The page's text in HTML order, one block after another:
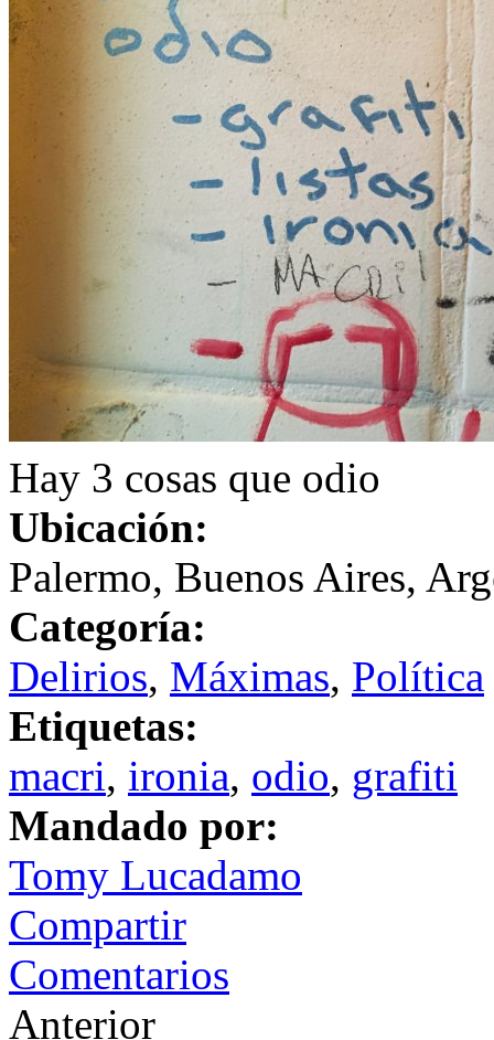
Hay 3 cosas que odio
Ubicación:
Palermo, Buenos Aires,
Categoría:
Delirios, Máximas, Política
Etiquetas:
macri, ironia, odio, grafiti
Mandado por:
Tomy Lucadamo
Compartir
Comentarios
Anterior